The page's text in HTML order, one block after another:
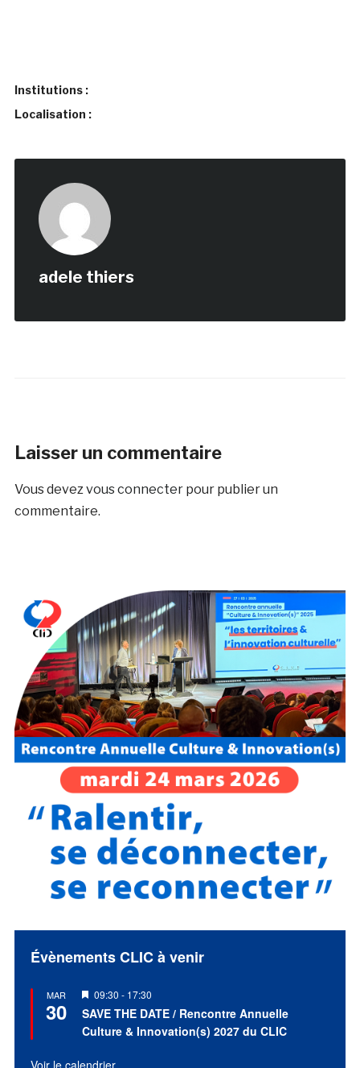
Institutions :
Localisation :
adele thiers
Laisser un commentaire
Vous devez vous connecterpour publier un
commentaire.
Évènements CLIC à venir
MAR
30
Mis
en
avant
09:30 - 17:30
SAVE THE DATE / Rencontre Annuelle
Culture & Innovation(s) 2027 du CLIC
Voir le calendrier